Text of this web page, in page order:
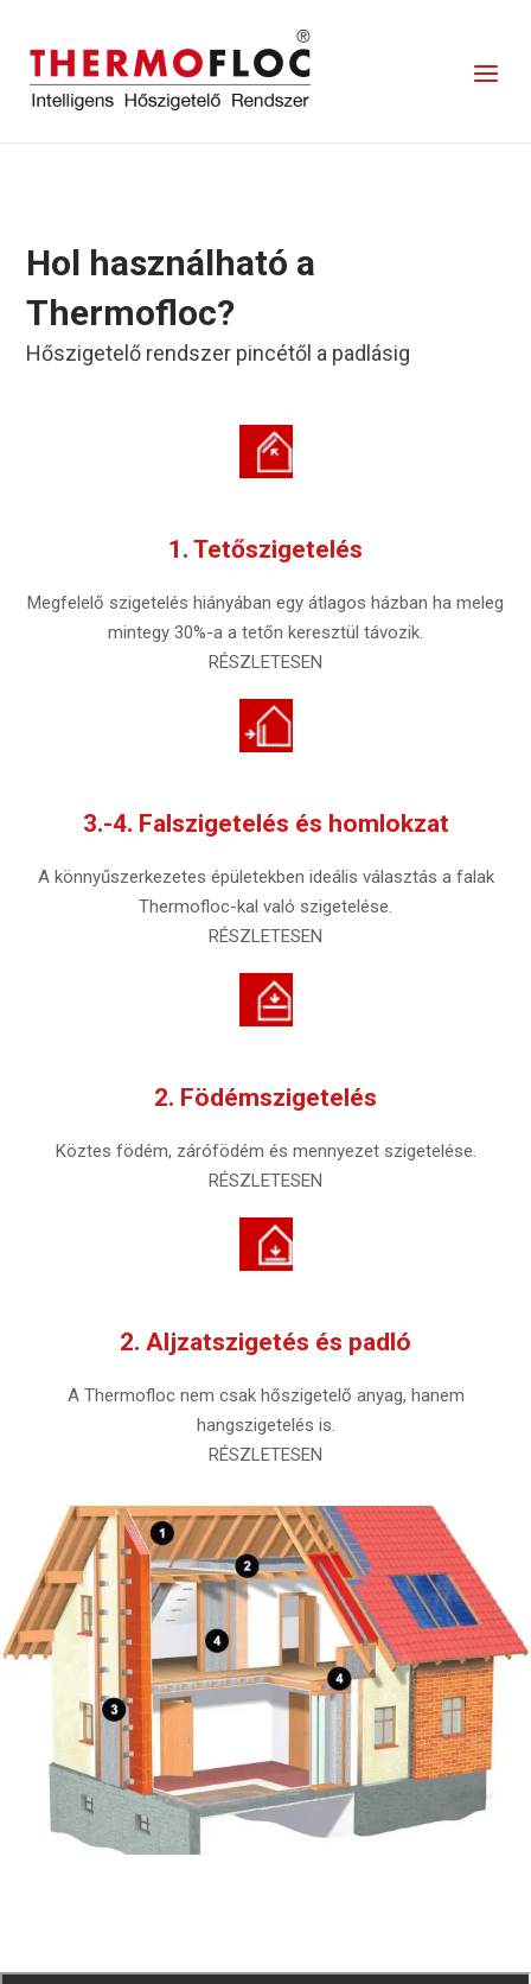
content
Menu
Hol használható a
Thermofloc?
Hőszigetelő rendszer pincétől a padlásig
1. Tetőszigetelés
Megfelelő szigetelés hiányában egy átlagos házban ha meleg
mintegy 30%-a a tetőn keresztül távozik.
RÉSZLETESEN
3.-4. Falszigetelés és homlokzat
A könnyűszerkezetes épületekben ideális választás a falak
Thermofloc-kal való szigetelése.
RÉSZLETESEN
2. Födémszigetelés
Köztes födém, zárófödém és mennyezet szigetelése.
RÉSZLETESEN
2. Aljzatszigetés és padló
A Thermofloc nem csak hőszigetelő anyag, hanem
hangszigetelés is.
RÉSZLETESEN